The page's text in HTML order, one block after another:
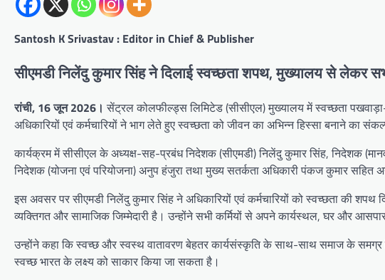
Santosh K Srivastav : Editor in Chief & Publisher
सीएमडी निलेंदु कुमार सिंह ने दिलाई स्वच्छता शपथ, मुख्यालय से लेकर
रांची, 16 जून 2026। सेंट्रल कोलफील्ड्स लिमिटेड (सीसीएल) मुख्यालय में स्वच्छता
अधिकारियों एवं कर्मचारियों ने भाग लेते हुए स्वच्छता को जीवन का अभिन्न हिस्सा बनाने का
कार्यक्रम में सीसीएल के अध्यक्ष-सह-प्रबंध निदेशक (सीएमडी) निलेंदु कुमार सिंह, निदेशक
निदेशक (योजना एवं परियोजना) अनुप हंजुरा तथा मुख्य सतर्कता अधिकारी पंकज कुमार सहित
इस अवसर पर सीएमडी निलेंदु कुमार सिंह ने अधिकारियों एवं कर्मचारियों को स्वच्छता की
व्यक्तिगत और सामाजिक जिम्मेदारी है। उन्होंने सभी कर्मियों से अपने कार्यस्थल, घर और
उन्होंने कहा कि स्वच्छ और स्वस्थ वातावरण बेहतर कार्यसंस्कृति के साथ-साथ समाज के
स्वच्छ भारत के लक्ष्य को साकार किया जा सकता है।